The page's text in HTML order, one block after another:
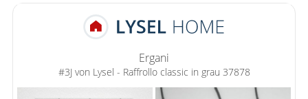
Ergani
#3J von Lysel - Raffrollo classic in grau 37878